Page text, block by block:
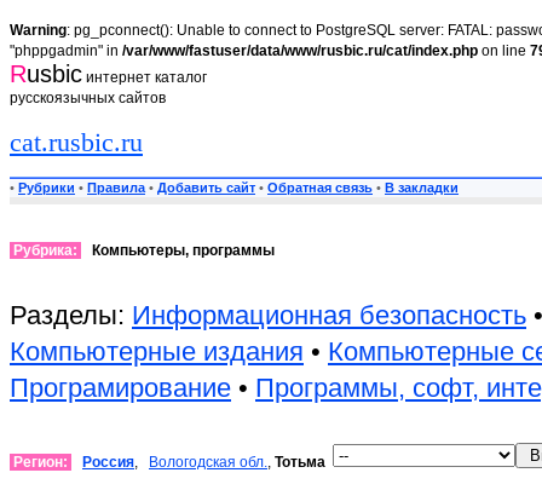
Warning: pg_pconnect(): Unable to connect to PostgreSQL server: FATAL:
"phppgadmin" in /var/www/fastuser/data/www/rusbic.ru/cat/index.php on line
Rusbic интернет каталог
русскоязычных сайтов
cat.rusbic.ru
• Рубрики • Правила • Добавить сайт • Обратная связь • В закладки
Рубрика: Компьютеры, программы
Разделы: Информационная безопасность
Компьютерные издания • Компьютерные
Програмирование • Программы, софт,
Регион: Россия, Вологодская обл., Тотьма